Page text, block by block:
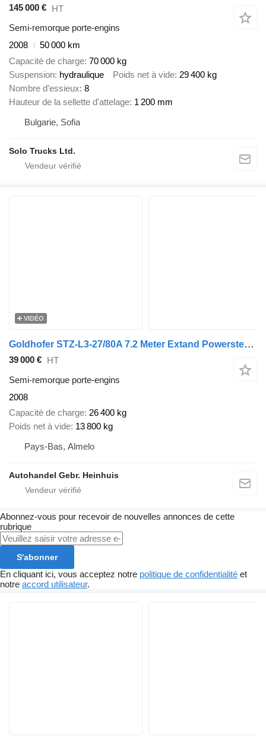
145 000 € HT
Semi-remorque porte-engins
2008
50 000 km
Capacité de charge 70 000 kg
Suspension hydraulique Poids net à vide 29 400 kg
Nombre d'essieux 8
Hauteur de la sellette d'attelage 1 200 mm
Bulgarie, Sofia
Solo Trucks Ltd.
VIDÉO
Goldhofer STZ-L3-27/80A 7.2 Meter Extand Powersteering 80 CM!
39 000 € HT
Semi-remorque porte-engins
2008
Capacité de charge 26 400 kg
Poids net à vide 13 800 kg
Pays-Bas, Almelo
Autohandel Gebr. Heinhuis
Abonnez-vous pour recevoir de nouvelles annonces de cette
rubrique
S'abonner
En cliquant ici, vous acceptez notre politique de confidentialité et
notre accord utilisateur.